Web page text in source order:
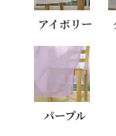
アイボリー
パープル